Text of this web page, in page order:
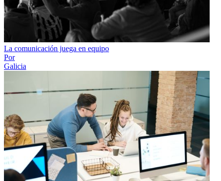
La comunicación juega en equipo
Por
Galicia